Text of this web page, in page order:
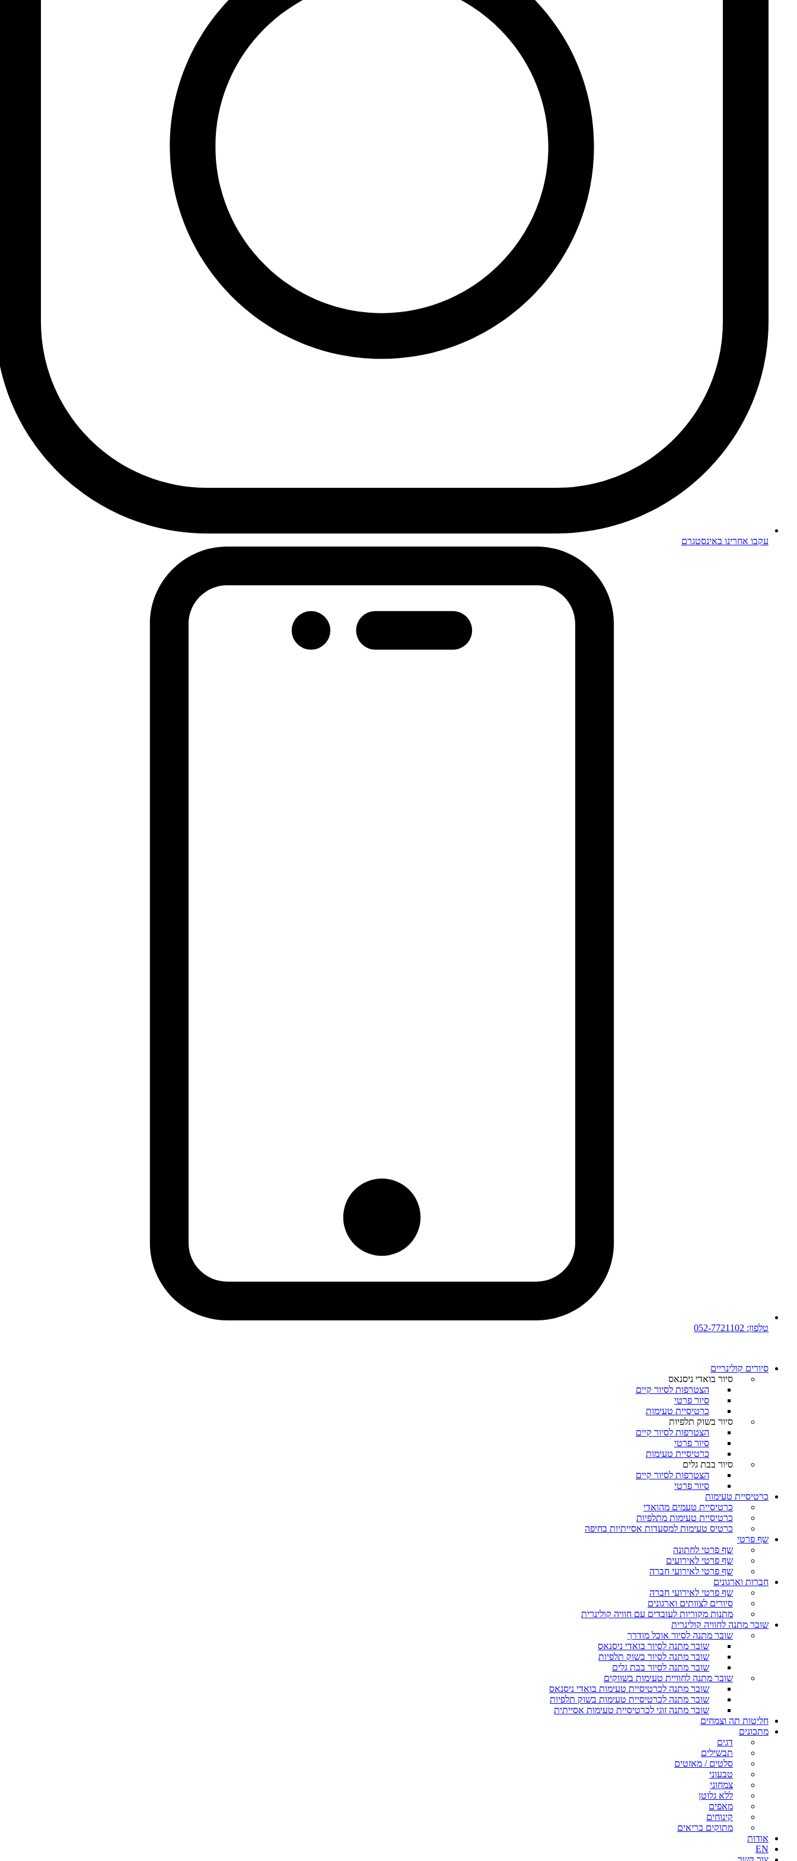
עקבו אחרינו באינסטגרם
טלפון: 052-7721102
סיורים קולינריים​
סיור בואדי ניסנאס
הצטרפות לסיור קיים
סיור פרטי
כרטיסיית טעימות
סיור בשוק תלפיות
הצטרפות לסיור קיים
סיור פרטי
כרטיסיית טעימות
סיור בבת גלים
הצטרפות לסיור קיים
סיור פרטי
כרטיסיית טעימות
כרטיסיית טעמים מהואדי
כרטיסיית טעימות מתלפיות
כרטיס טעימות למסעדות אסייתיות בחיפה
שף פרטי
שף פרטי לחתונה
שף פרטי לאירועים
שף פרטי לאירועי חברה
חברות וארגונים
שף פרטי לאירועי חברה
סיורים לצוותים וארגונים
מתנות מקוריות לעובדים עם חוויה קולינרית
שובר מתנה לחוויה קולינרית
שובר מתנה לסיור אוכל מודרך
שובר מתנה לסיור בואדי ניסנאס
שובר מתנה לסיור בשוק תלפיות
שובר מתנה לסיור בבת גלים
שובר מתנה לחוויית טעימות בשווקים
שובר מתנה לכרטיסיית טעימות בואדי ניסנאס
שובר מתנה לכרטיסיית טעימות בשוק תלפיות
שובר מתנה זוגי לכרטיסיית טעימות אסייתית
חליטות תה וצמחים
מתכונים
דגים
תבשילים
סלטים / מאזטים
טבעוני
צמחוני
ללא גלוטן
מאפים
קינוחים
מתוקים בריאים
אודות
EN